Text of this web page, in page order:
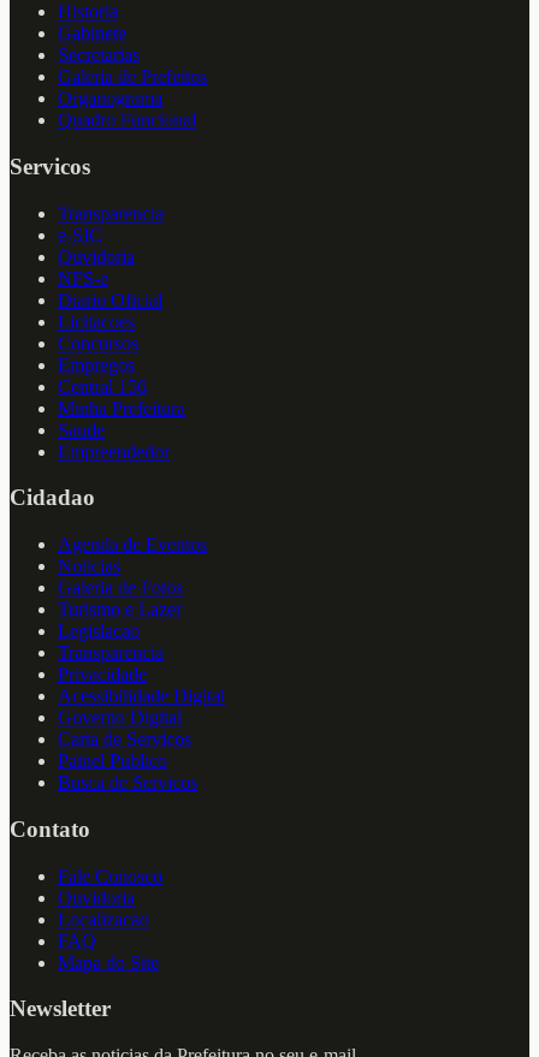
Historia
Gabinete
Secretarias
Galeria de Prefeitos
Organograma
Quadro Funcional
Servicos
Transparencia
e-SIC
Ouvidoria
NFS-e
Diario Oficial
Licitacoes
Concursos
Empregos
Central 156
Minha Prefeitura
Saude
Empreendedor
Cidadao
Agenda de Eventos
Noticias
Galeria de Fotos
Turismo e Lazer
Legislacao
Transparencia
Privacidade
Acessibilidade Digital
Governo Digital
Carta de Servicos
Painel Publico
Busca de Servicos
Contato
Fale Conosco
Ouvidoria
Localizacao
FAQ
Mapa do Site
Newsletter